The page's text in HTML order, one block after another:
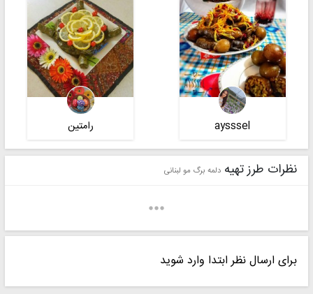
aysssel رامتین
♡zahra♡ نرجس بانو☘️
نظرات طرز تهیه دلمه برگ مو لبنانی
برای ارسال نظر ابتدا وارد شوید